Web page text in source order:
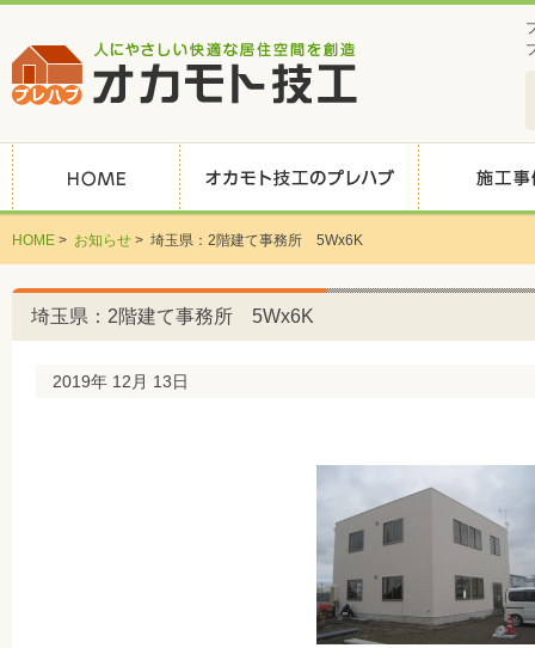
HOME > お知らせ > 埼玉県：2階建て事務所 5Wx6K
埼玉県：2階建て事務所 5Wx6K
2019年 12月 13日